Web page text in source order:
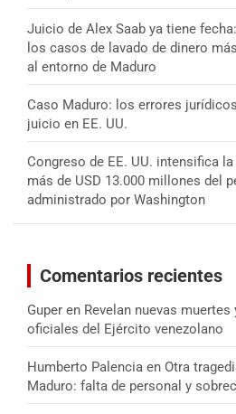
Juicio de Alex Saab ya tiene
los casos de lavado de dinero
al entorno de Maduro
Caso Maduro: los errores
juicio en EE. UU.
Congreso de EE. UU. intensifica
más de USD 13.000 millones del
administrado por Washington
Comentarios recientes
Guper en Revelan nuevas
oficiales del Ejército venezolano
Humberto Palencia en Otra
Maduro: falta de personal y